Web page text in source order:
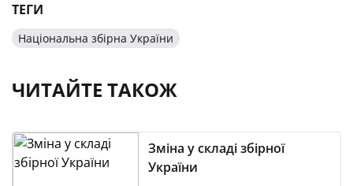
ТЕГИ
Національна збірна України
ЧИТАЙТЕ ТАКОЖ
Зміна у складі збірної
України